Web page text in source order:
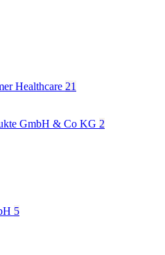
Healthcare 21
GmbH & Co KG 2
5